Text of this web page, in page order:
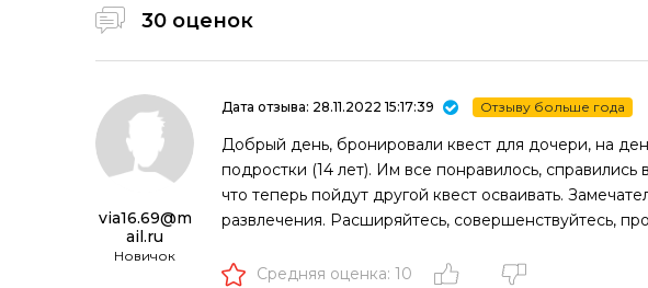
30 оценок
via16.69@m
ail.ru
Новичок
Дата отзыва: 28.11.2022 15:17:39 Отзыву больше года
Добрый день, бронировали квест для дочери, на
подростки (14 лет). Им все понравилось,
что теперь пойдут другой квест осваивать.
развлечения. Расширяйтесь, совершенствуйтесь,
Средняя оценка: 10